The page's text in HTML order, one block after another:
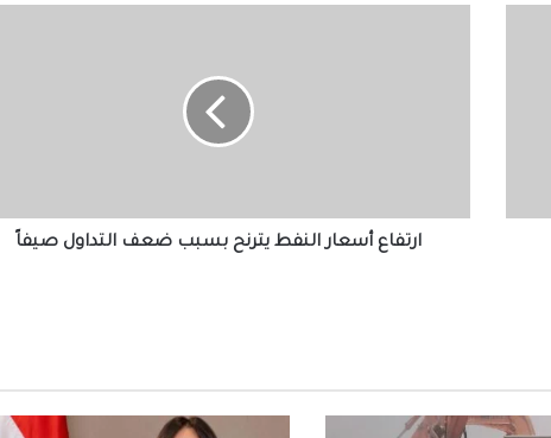
التطوير ورفع كفاءة الخدمات بمدن الصعيد الجديدة
ارتفاع أسعار النفط يترنح بسبب ضعف التداول صيفاً